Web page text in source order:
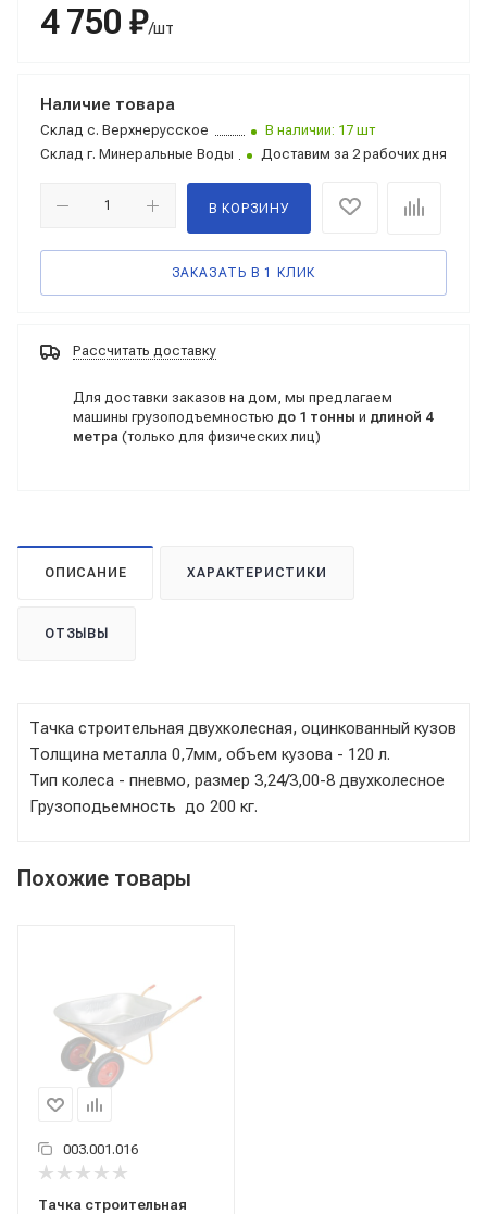
4 750 ₽/шт
Наличие товара
Склад с. Верхнерусское
В наличии: 17 шт
Склад г. Минеральные Воды Доставим за 2 рабочих дня
В КОРЗИНУ
ЗАКАЗАТЬ В 1 КЛИК
Рассчитать доставку
Для доставки заказов на дом, мы предлагаем
машины грузоподъемностью до 1 тонны и длиной 4
метра (только для физических лиц)
ОПИСАНИЕ ХАРАКТЕРИСТИКИ
ОТЗЫВЫ
Тачка строительная двухколесная, оцинкованный кузов
Толщина металла 0,7мм, объем кузова - 120 л.
Тип колеса - пневмо, размер 3,24/3,00-8 двухколесное
Грузоподьемность до 200 кг.
Похожие товары
003.001.016
Тачка строительная